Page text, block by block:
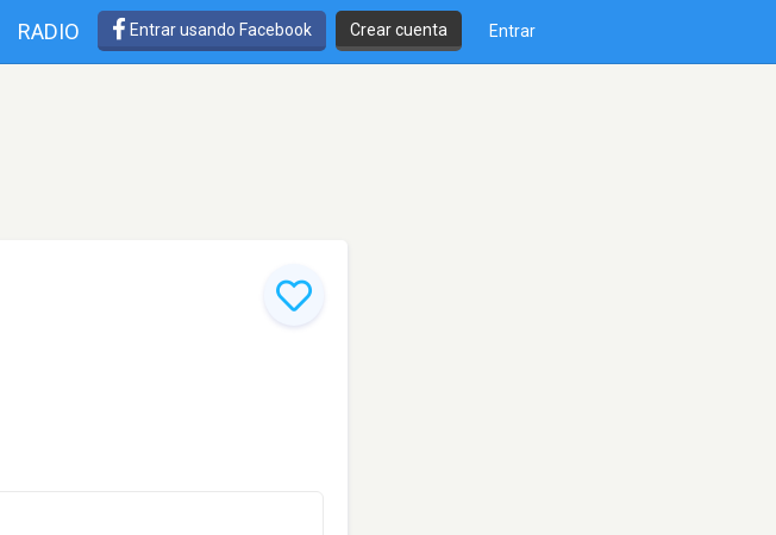
RADIO Entrar usando Facebook Crear cuenta Entrar